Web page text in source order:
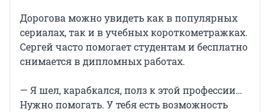
Дорогова можно увидеть как в популярных
сериалах, так и в учебных короткометражках.
Сергей часто помогает студентам и бесплатно
снимается в дипломных работах.
— Я шел, карабкался, полз к этой профессии…
Нужно помогать. У тебя есть возможность